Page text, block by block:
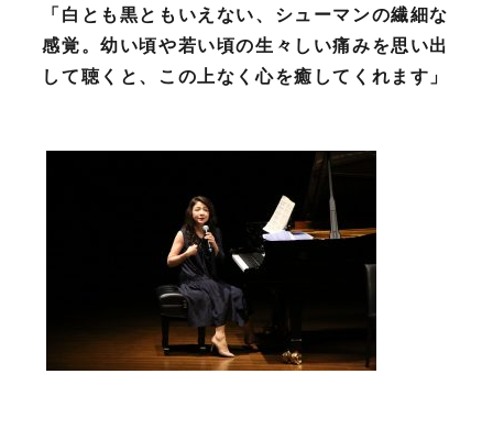
「白とも黒ともいえない、シューマンの繊細な
感覚。幼い頃や若い頃の生々しい痛みを思い出
して聴くと、この上なく心を癒してくれます」